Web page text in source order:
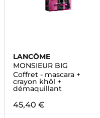
LANCÔME
MONSIEUR BIG
Coffret - mascara +
crayon khôl +
démaquillant
45,40 €